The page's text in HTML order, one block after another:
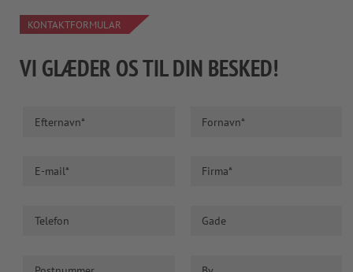
KONTAKTFORMULAR
VI GLÆDER OS TIL DIN BESKED!